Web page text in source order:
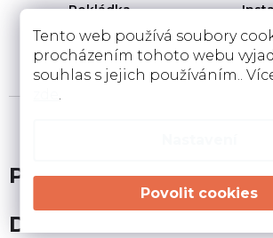
Tento web používá soubory
procházením tohoto webu
souhlas s jejich používáním..
Pokládka
koberců a pvc
Pokládka a zamněření
podlahovin u Vás doma
Návrh
Popis
Diskuze